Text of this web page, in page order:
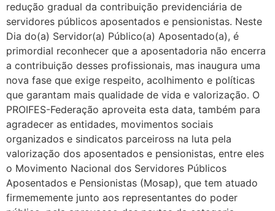
redução gradual da contribuição previdenciária de
servidores públicos aposentados e pensionistas. Neste
Dia do(a) Servidor(a) Público(a) Aposentado(a), é
primordial reconhecer que a aposentadoria não encerra
a contribuição desses profissionais, mas inaugura uma
nova fase que exige respeito, acolhimento e políticas
que garantam mais qualidade de vida e valorização. O
PROIFES-Federação aproveita esta data, também para
agradecer as entidades, movimentos sociais
organizados e sindicatos parceiross na luta pela
valorização dos aposentados e pensionistas, entre eles
o Movimento Nacional dos Servidores Públicos
Aposentados e Pensionistas (Mosap), que tem atuado
firmememente junto aos representantes do poder